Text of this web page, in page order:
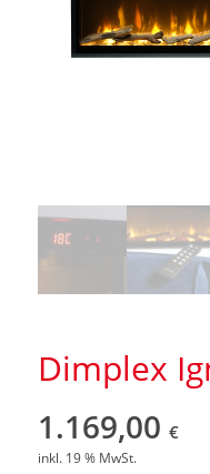
Dimplex
1.169,00 €
inkl. 19 % MwSt.